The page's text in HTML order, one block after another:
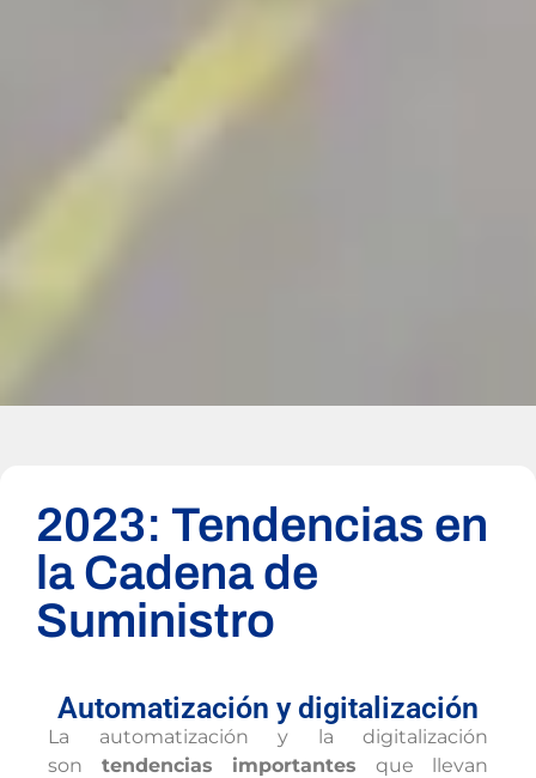
2023: Tendencias en
la Cadena de
Suministro
Automatización y digitalización
La automatización y la digitalización
son tendencias importantes que llevan